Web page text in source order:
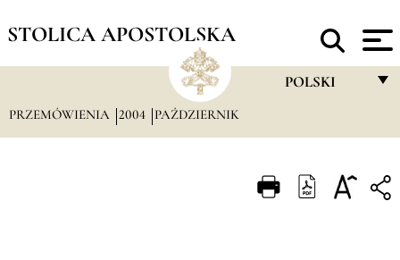
STOLICA APOSTOLSKA
POLSKI
ITALIANO
PRZEMÓWIENIA 2004 PAŹDZIERNIK